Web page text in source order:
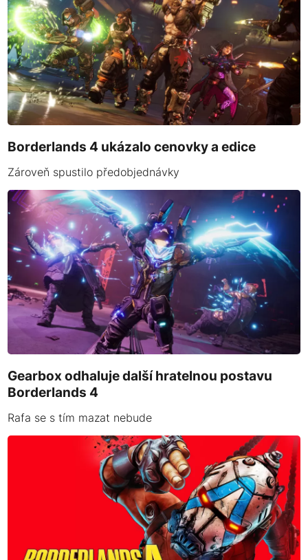
Borderlands 4 ukázalo cenovky a edice
Zároveň spustilo předobjednávky
Gearbox odhaluje další hratelnou postavu
Borderlands 4
Rafa se s tím mazat nebude